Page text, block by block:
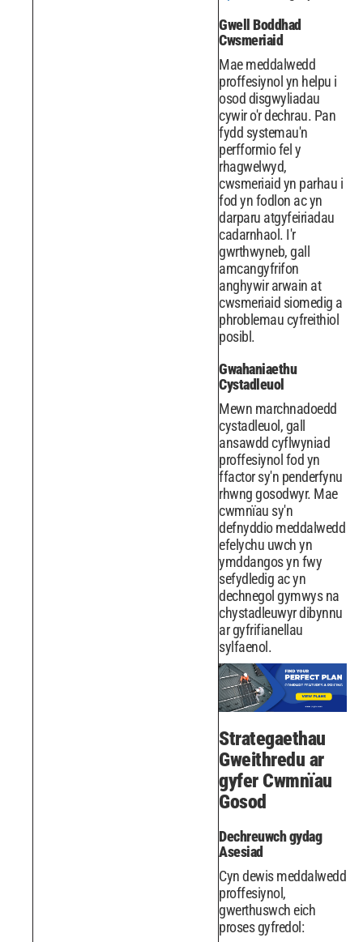
Gwell Boddhad
Cwsmeriaid
Mae meddalwedd
proffesiynol yn helpu i
osod disgwyliadau
cywir o'r dechrau. Pan
fydd systemau'n
perfformio fel y
rhagwelwyd,
cwsmeriaid yn parhau i
fod yn fodlon ac yn
darparu atgyfeiriadau
cadarnhaol. I'r
gwrthwyneb, gall
amcangyfrifon
anghywir arwain at
cwsmeriaid siomedig a
phroblemau cyfreithiol
posibl.
Gwahaniaethu
Cystadleuol
Mewn marchnadoedd
cystadleuol, gall
ansawdd cyflwyniad
proffesiynol fod yn
ffactor sy'n penderfynu
rhwng gosodwyr. Mae
cwmnïau sy'n
defnyddio meddalwedd
efelychu uwch yn
ymddangos yn fwy
sefydledig ac yn
dechnegol gymwys na
chystadleuwyr dibynnu
ar gyfrifianellau
sylfaenol.
Strategaethau
Gweithredu ar
gyfer Cwmnïau
Gosod
Dechreuwch gydag
Asesiad
Cyn dewis meddalwedd
proffesiynol,
gwerthuswch eich
proses gyfredol: